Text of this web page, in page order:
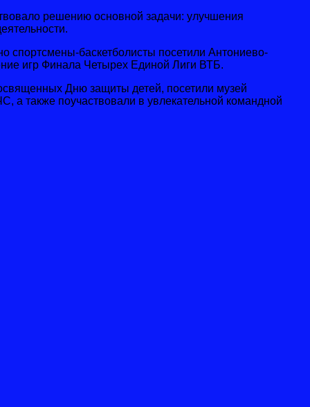
решению основной задачи: улучшения
баскетболисты посетили Антониево-
игр Финала Четырех Единой Лиги ВТБ.
Дню защиты детей, посетили музей
также поучаствовали в увлекательной командной